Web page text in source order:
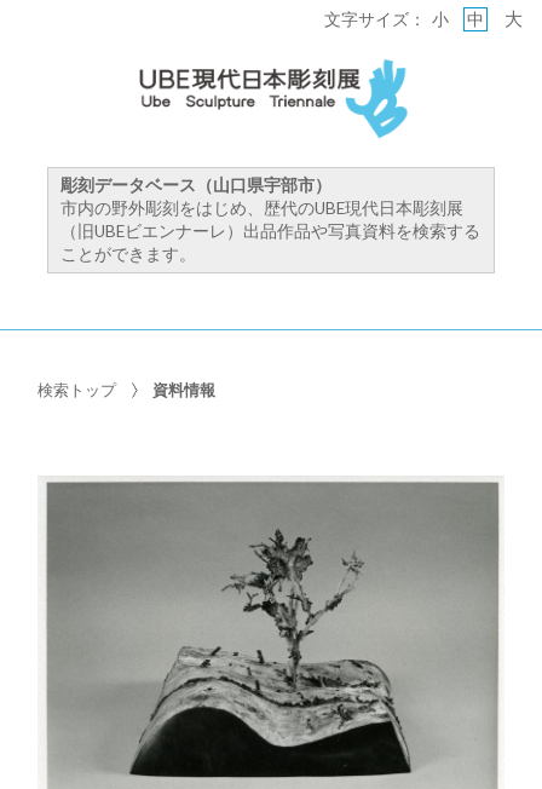
彫刻データベース（山口県宇部市）
市内の野外彫刻をはじめ、歴代のUBE現代日本彫刻展
（旧UBEビエンナーレ）出品作品や写真資料を検索する
ことができます。
文字サイズ： 小 中 大
検索トップ 資料情報